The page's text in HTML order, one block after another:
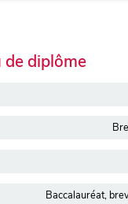
de diplôme
Baccalauréat,